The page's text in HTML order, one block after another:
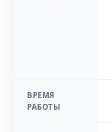
ВРЕМЯ
РАБОТЫ